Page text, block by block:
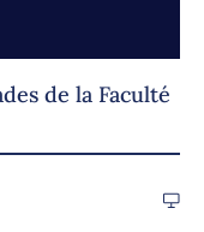
de la Faculté